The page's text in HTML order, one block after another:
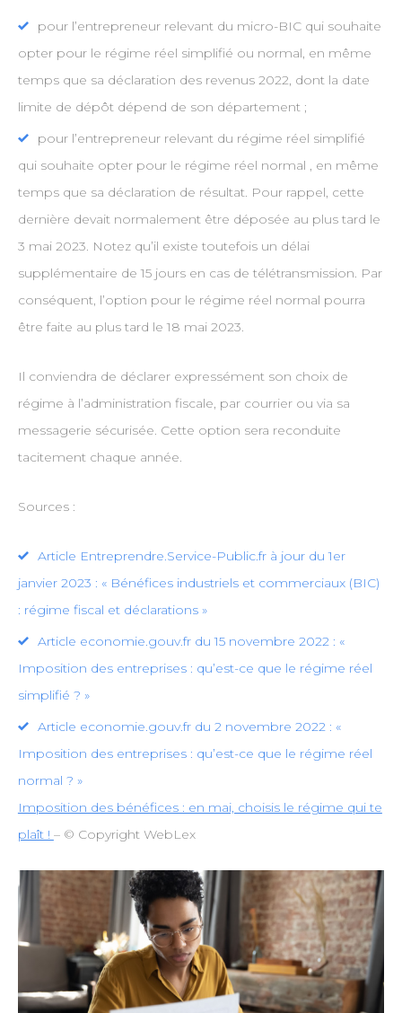
pour l’entrepreneur relevant du micro-BIC qui souhaite
opter pour le régime réel simplifié ou normal, en même
temps que sa déclaration des revenus 2022, dont la date
limite de dépôt dépend de son département ;
pour l’entrepreneur relevant du régime réel simplifié
qui souhaite opter pour le régime réel normal , en même
temps que sa déclaration de résultat. Pour rappel, cette
dernière devait normalement être déposée au plus tard le
3 mai 2023. Notez qu’il existe toutefois un délai
supplémentaire de 15 jours en cas de télétransmission. Par
conséquent, l’option pour le régime réel normal pourra
être faite au plus tard le 18 mai 2023.
Il conviendra de déclarer expressément son choix de
régime à l’administration fiscale, par courrier ou via sa
messagerie sécurisée. Cette option sera reconduite
tacitement chaque année.
Sources :
Article Entreprendre.Service-Public.fr à jour du 1er
janvier 2023 : « Bénéfices industriels et commerciaux (BIC)
: régime fiscal et déclarations »
Article economie.gouv.fr du 15 novembre 2022 : «
Imposition des entreprises : qu’est-ce que le régime réel
simplifié ? »
Article economie.gouv.fr du 2 novembre 2022 : «
Imposition des entreprises : qu’est-ce que le régime réel
normal ? »
Imposition des bénéfices : en mai, choisis le régime qui te
plaît ! – © Copyright WebLex